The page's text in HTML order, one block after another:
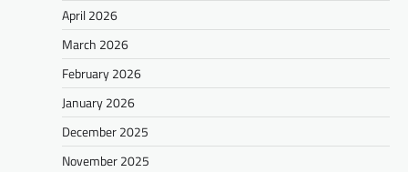
April 2026
March 2026
February 2026
January 2026
December 2025
November 2025